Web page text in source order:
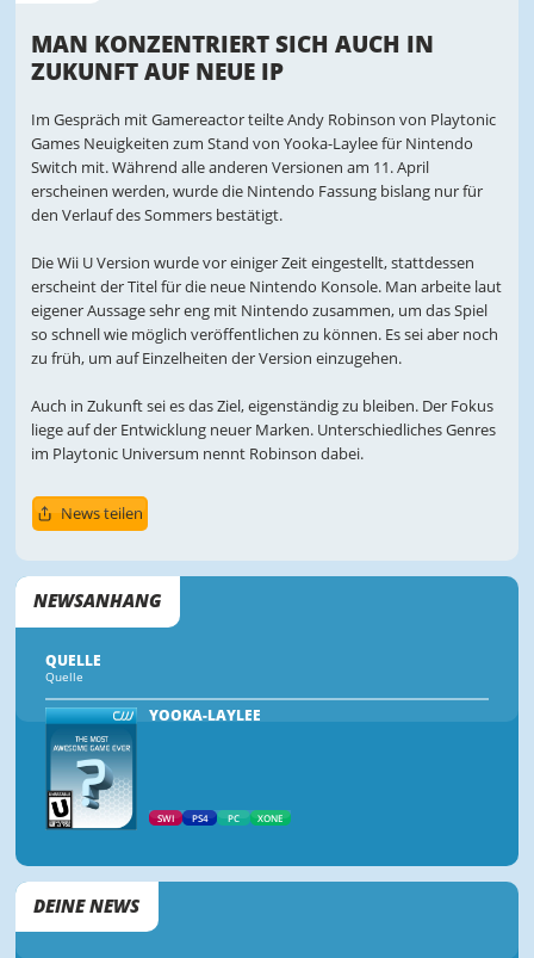
MAN KONZENTRIERT SICH AUCH IN
ZUKUNFT AUF NEUE IP
Im Gespräch mit Gamereactor teilte Andy Robinson von Playtonic
Games Neuigkeiten zum Stand von Yooka-Laylee für Nintendo
Switch mit. Während alle anderen Versionen am 11. April
erscheinen werden, wurde die Nintendo Fassung bislang nur für
den Verlauf des Sommers bestätigt.
Die Wii U Version wurde vor einiger Zeit eingestellt, stattdessen
erscheint der Titel für die neue Nintendo Konsole. Man arbeite laut
eigener Aussage sehr eng mit Nintendo zusammen, um das Spiel
so schnell wie möglich veröffentlichen zu können. Es sei aber noch
zu früh, um auf Einzelheiten der Version einzugehen.
Auch in Zukunft sei es das Ziel, eigenständig zu bleiben. Der Fokus
liege auf der Entwicklung neuer Marken. Unterschiedliches Genres
im Playtonic Universum nennt Robinson dabei.
News teilen
NEWSANHANG
QUELLE
Quelle
YOOKA-LAYLEE
SWI PS4 PC XONE
DEINE NEWS